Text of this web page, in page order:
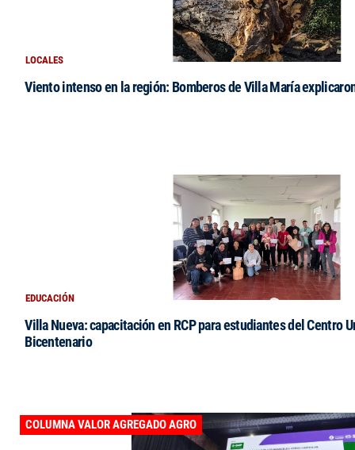
LOCALES
Viento intenso en la región: Bomberos de Villa María
EDUCACIÓN
Villa Nueva: capacitación en RCP para estudiantes del Centro
Bicentenario
COLUMNA VALOR AGREGADO AGRO